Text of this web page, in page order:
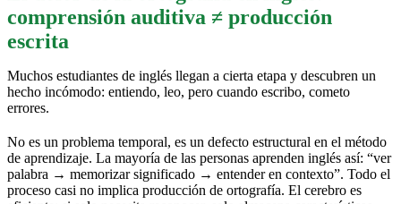
comprensión auditiva ≠ producción
escrita
Muchos estudiantes de inglés llegan a cierta etapa y descubren un
hecho incómodo: entiendo, leo, pero cuando escribo, cometo
errores.
No es un problema temporal, es un defecto estructural en el método
de aprendizaje. La mayoría de las personas aprenden inglés así: “ver
palabra → memorizar significado → entender en contexto”. Todo el
proceso casi no implica producción de ortografía. El cerebro es